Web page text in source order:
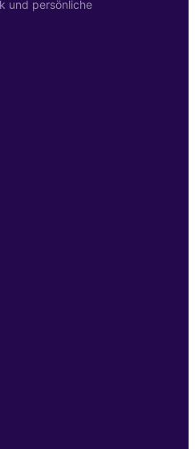
und persönliche